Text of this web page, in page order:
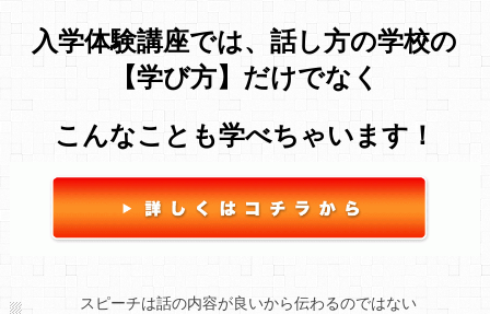
入学体験講座では、話し方の学校の
【学び方】だけでなく
こんなことも学べちゃいます！
スピーチは話の内容が良いから伝わるのではない